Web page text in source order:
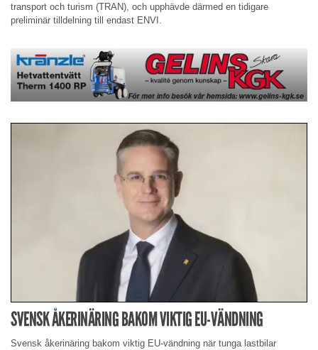
transport och turism (TRAN), och upphävde därmed en tidigare
preliminär tilldelning till endast ENVI.
SVENSK ÅKERINÄRING BAKOM VIKTIG EU-VÄNDNING
Svensk åkerinäring bakom viktig EU-vändning när tunga lastbilar